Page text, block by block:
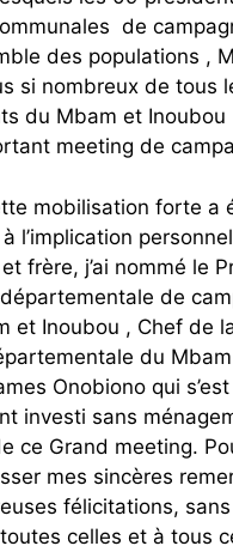
de
des populations ,
si nombreux de tous
du Mbam et
meeting de
mobilisation forte a
l’implication
frère, j’ai nommé le
de
et Inoubou , Chef de
du
Onobiono qui s’est
investi sans
ce Grand meeting.
mes sincères
félicitations,
celles et à tous